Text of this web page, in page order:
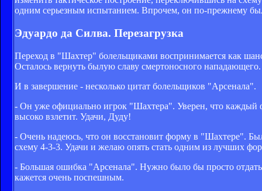
одним серьезным испытанием. Впрочем, он по-прежнему
Эдуардо да Силва. Перезагрузка
Переход в "Шахтер" болельщиками воспринимается как
Осталось вернуть былую славу смертоносного нападающего.
И в завершение - несколько цитат болельщиков "Арсенала".
- Он уже официально игрок "Шахтера". Уверен, что каждый
высоко взлетит. Удачи, Дуду!
- Очень надеюсь, что он восстановит форму в "Шахтере".
схему 4-3-3. Удачи и желаю опять стать одним из лучших
- Большая ошибка "Арсенала". Нужно было бы просто
кажется очень поспешным.